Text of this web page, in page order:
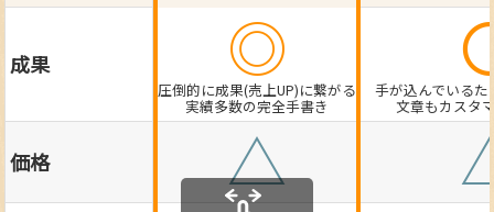
成果 ◎
圧倒的に成果(売上UP)に繋がる
実績多数の完全手書き
手が込んでいる
文章もカスタ
価格 △